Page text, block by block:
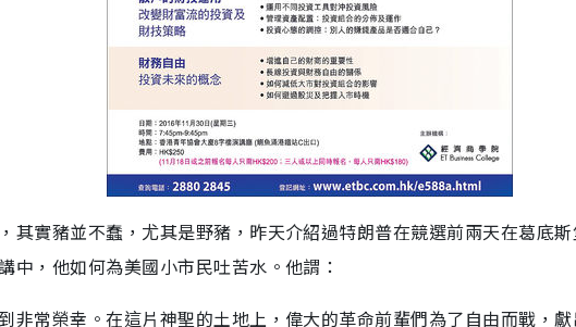
其實豬並不蠢，尤其是野豬，昨天介紹過特朗普在競選前兩天在葛底斯
中，他如何為美國小市民吐苦水。他謂：
非常榮幸。在這片神聖的土地上，偉大的革命前輩們為了自由而戰，獻